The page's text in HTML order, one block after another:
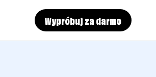
Wypróbuj za darmo